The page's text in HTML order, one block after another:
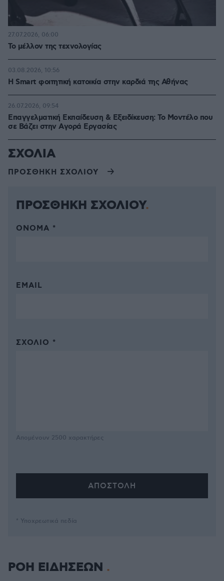
Το μέλλον της τεχνολογίας
27.07.2026, 06:00
Η Smart φοιτητική κατοικία στην καρδιά της Αθήνας
03.08.2026, 10:56
Επαγγελματική Εκπαίδευση & Εξειδίκευση: Το Mοντέλο που
σε Bάζει στην Aγορά Eργασίας
26.07.2026, 09:54
ΣΧΟΛΙΑ
ΠΡΟΣΘΗΚΗ ΣΧΟΛΙΟΥ
ΠΡΟΣΘΗΚΗ ΣΧΟΛΙΟΥ
ΌΝΟΜΑ *
EMAIL
ΣΧΌΛΙΟ *
Απομένουν 2500 χαρακτήρες
* Υποχρεωτικά πεδία
ΡΟΗ ΕΙΔΗΣΕΩΝ